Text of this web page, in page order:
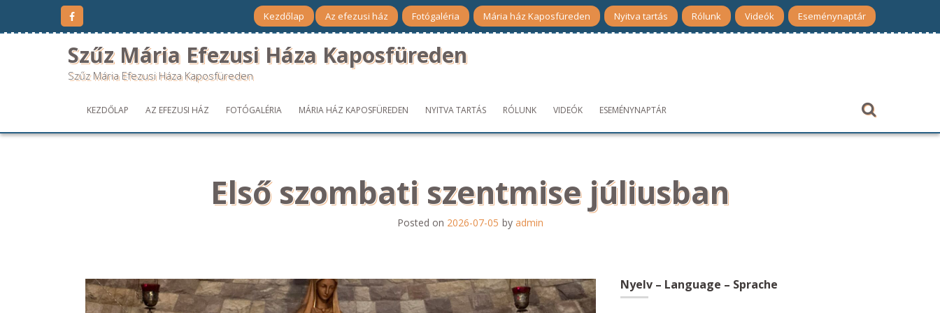
Kezdőlap Az efezusi ház Fotógaléria Mária ház Kaposfüreden Nyitva tartás Rólunk Videók Eseménynaptár
Szűz Mária Efezusi Háza Kaposfüreden
Szűz Mária Efezusi Háza Kaposfüreden
KEZDŐLAP AZ EFEZUSI HÁZ FOTÓGALÉRIA MÁRIA HÁZ KAPOSFÜREDEN NYITVA TARTÁS RÓLUNK VIDEÓK ESEMÉNYNAPTÁR
Első szombati szentmise júliusban
Posted on 2026-07-05 by admin
Nyelv – Language – Sprache